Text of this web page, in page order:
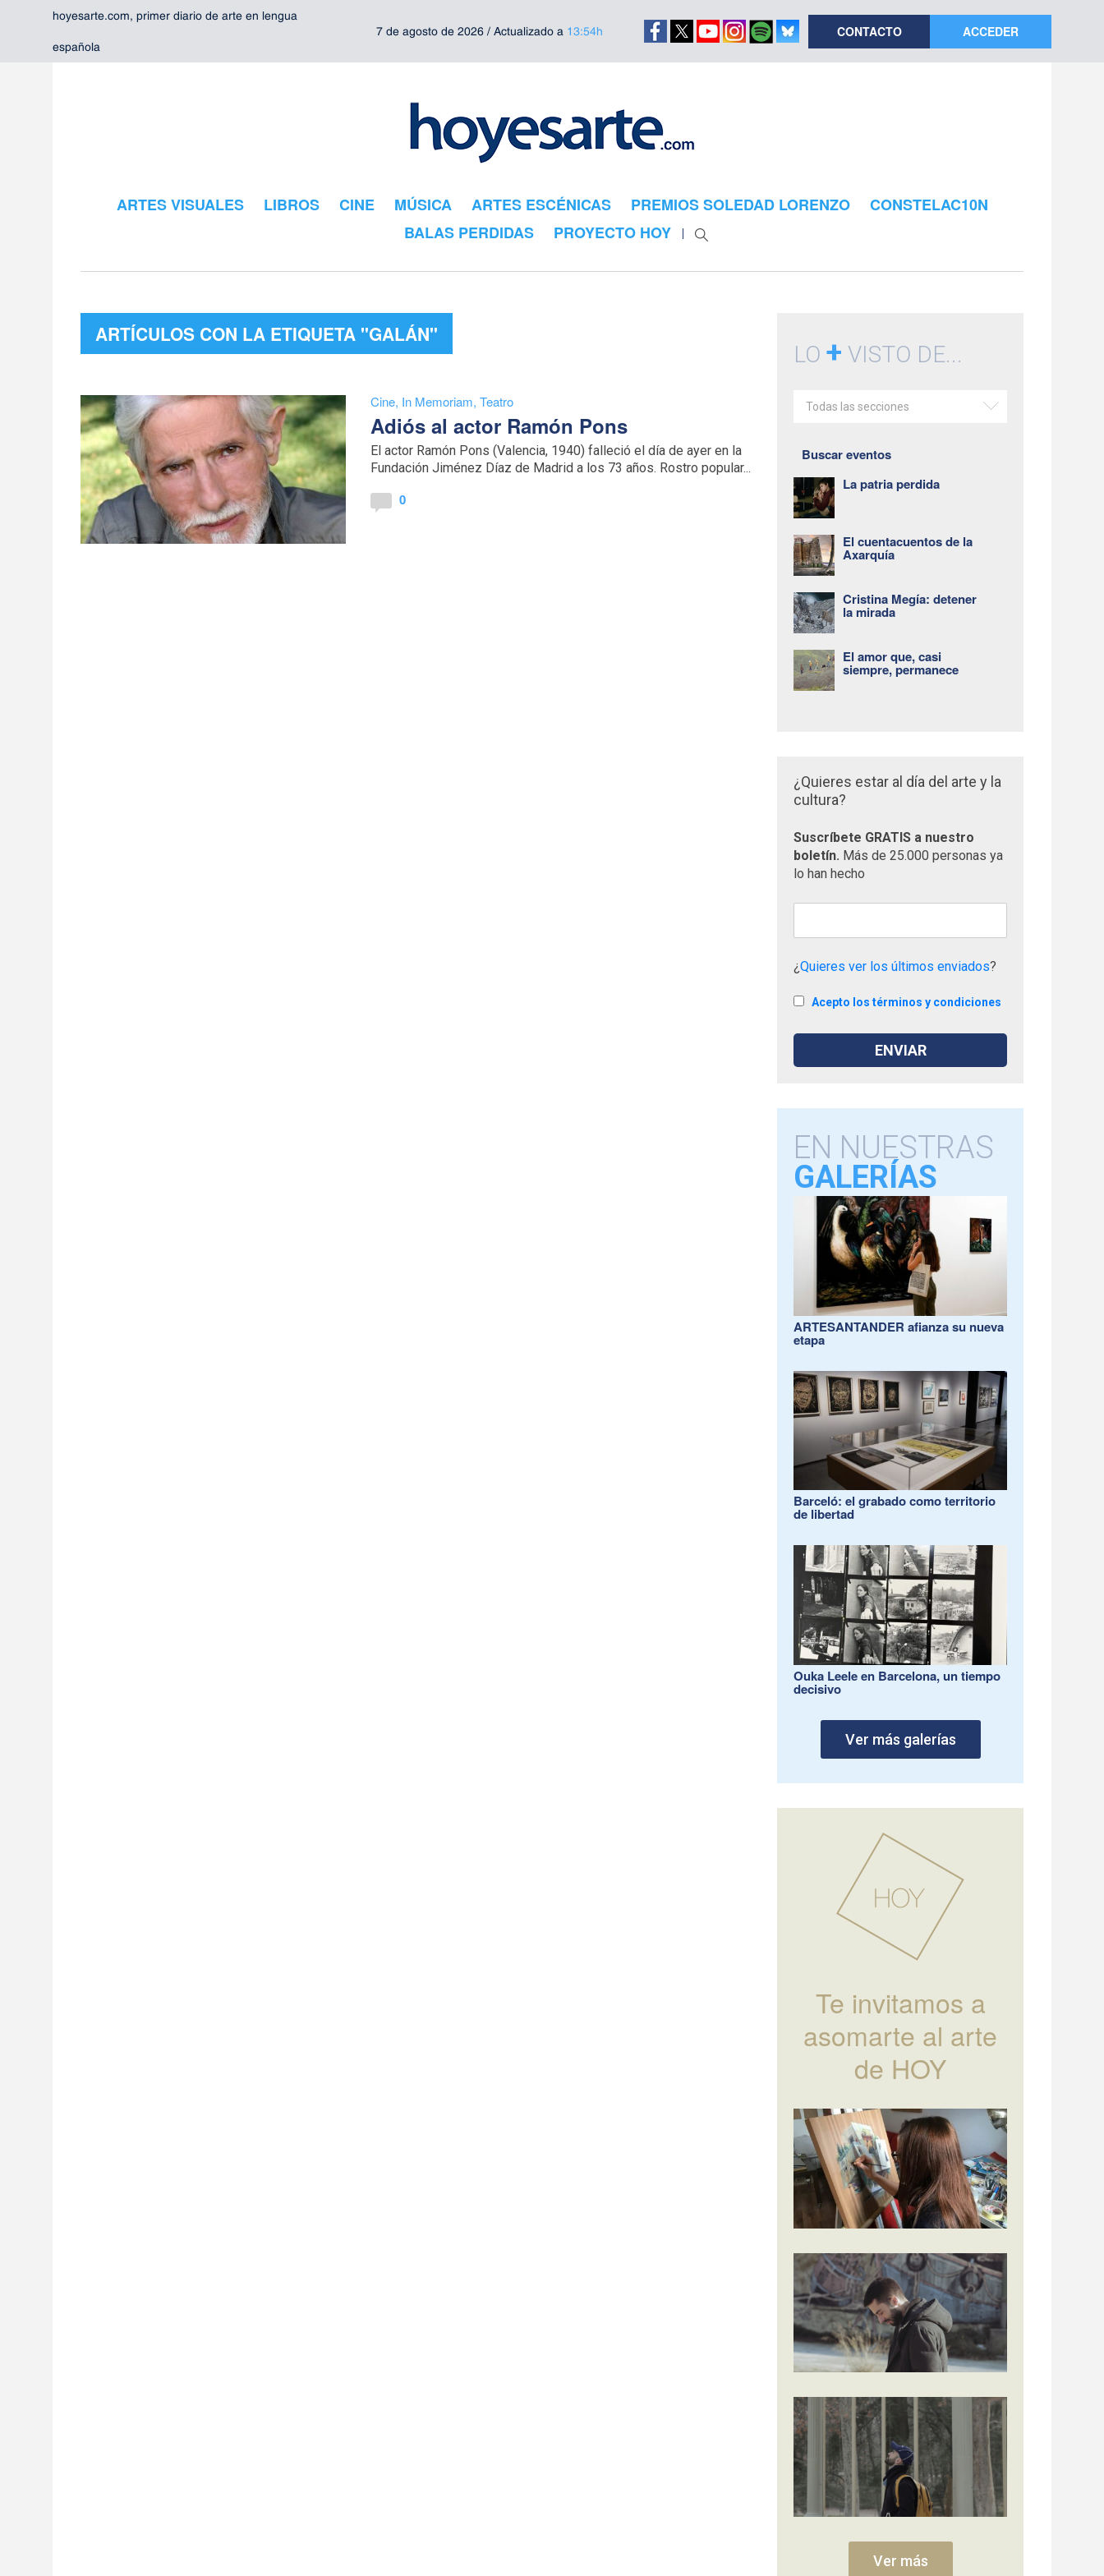
hoyesarte.com, primer diario de arte en lengua
española
7 de agosto de 2026 / Actualizado a 13:54h CONTACTO ACCEDER
ARTES VISUALES LIBROS CINE MÚSICA ARTES ESCÉNICAS PREMIOS SOLEDAD LORENZO
CONSTELAC10N
BALAS PERDIDAS
PROYECTO HOY
ARTÍCULOS CON LA ETIQUETA "GALÁN"
Cine, In Memoriam,Teatro
Adiós al actor Ramón Pons
El actor Ramón Pons (Valencia, 1940) falleció el día de ayer en la
Fundación Jiménez Díaz de Madrid a los 73 años. Rostro popular...
0
LO+ VISTO DE...
Todas las secciones
Buscar eventos
La patria perdida
El cuentacuentos de la
Axarquía
Cristina Megía: detener
la mirada
El amor que, casi
siempre, permanece
¿Quieres estar al día del arte y la
cultura?
Suscríbete GRATIS a nuestro
boletín. Más de 25.000 personas ya
lo han hecho
¿Quieres ver los últimos enviados?
Acepto los términos y condiciones
EN NUESTRAS
GALERÍAS
ARTESANTANDER afianza su nueva
etapa
Barceló: el grabado como territorio
de libertad
Ouka Leele en Barcelona, un tiempo
decisivo
Ver más galerías
Te invitamos a
asomarte al arte
de HOY
Ver más